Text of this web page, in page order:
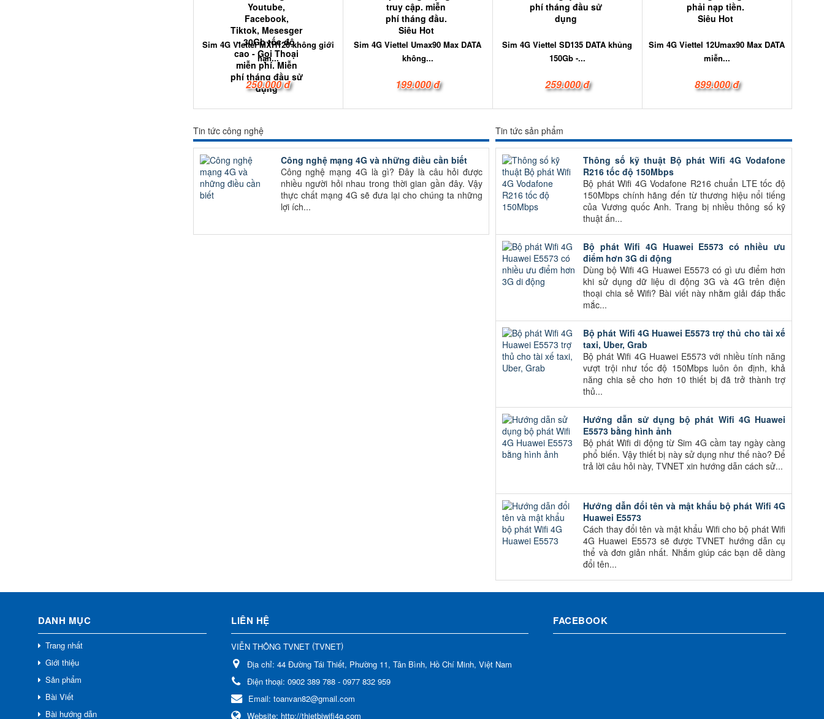
Sim 4G Viettel MXH120 không giới
hạn...
250.000 đ
Sim 4G Viettel Umax90 Max DATA
không...
199.000 đ
Sim 4G Viettel SD135 DATA khủng
150Gb -...
259.000 đ
Sim 4G Viettel 12Umax90 Max DATA
miễn...
899.000 đ
Tin tức công nghệ
Công nghệ mạng 4G và những điều cần biết
Công nghệ mạng 4G là gì? Đây là câu hỏi được
nhiều người hỏi nhau trong thời gian gần đây. Vậy
thực chất mạng 4G sẽ đưa lại cho chúng ta những
lợi ích...
Tin tức sản phẩm
Thông số kỹ thuật Bộ phát Wifi 4G Vodafone
R216 tốc độ 150Mbps
Bộ phát Wifi 4G Vodafone R216 chuẩn LTE tốc độ
150Mbps chính hãng đến từ thương hiệu nổi tiếng
của Vương quốc Anh. Trang bị nhiều thông số kỹ
thuật ấn...
Bộ phát Wifi 4G Huawei E5573 có nhiều ưu
điểm hơn 3G di động
Dùng bộ Wifi 4G Huawei E5573 có gì ưu điểm hơn
khi sử dụng dữ liệu di động 3G và 4G trên điện
thoại chia sẻ Wifi? Bài viết này nhằm giải đáp thắc
mắc...
Bộ phát Wifi 4G Huawei E5573 trợ thủ cho tài xế
taxi, Uber, Grab
Bộ phát Wifi 4G Huawei E5573 với nhiều tính năng
vượt trội như tốc độ 150Mbps luôn ôn định, khả
năng chia sẻ cho hơn 10 thiết bị đã trở thành trợ
thủ...
Hướng dẫn sử dụng bộ phát Wifi 4G Huawei
E5573 bằng hình ảnh
Bộ phát Wifi di động từ Sim 4G cầm tay ngày càng
phổ biến. Vậy thiết bị này sử dụng như thế nào? Để
trả lời câu hỏi này, TVNET xin hướng dẫn cách sử...
Hướng dẫn đổi tên và mật khẩu bộ phát Wifi 4G
Huawei E5573
Cách thay đổi tên và mật khẩu Wifi cho bộ phát Wifi
4G Huawei E5573 sẽ được TVNET hướng dẫn cụ
thể và đơn giản nhất. Nhắm giúp các bạn dễ dàng
đổi tên...
DANH MỤC
Trang nhất
Giới thiệu
Sản phẩm
Bài Viết
Bài hướng dẫn
LIÊN HỆ
VIỄN THÔNG TVNET (TVNET)
Địa chỉ: 44 Đường Tái Thiết, Phường 11, Tân Bình, Hồ Chí Minh, Việt Nam
Điện thoại: 0902 389 788 - 0977 832 959
Email: toanvan82@gmail.com
Website: http://thietbiwifi4g.com
FACEBOOK